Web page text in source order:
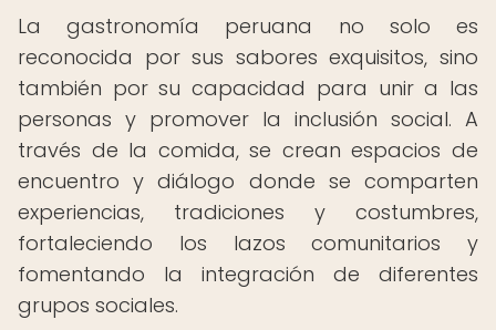
La gastronomía peruana no solo es
reconocida por sus sabores exquisitos, sino
también por su capacidad para unir a las
personas y promover la inclusión social. A
través de la comida, se crean espacios de
encuentro y diálogo donde se comparten
experiencias, tradiciones y costumbres,
fortaleciendo los lazos comunitarios y
fomentando la integración de diferentes
grupos sociales.